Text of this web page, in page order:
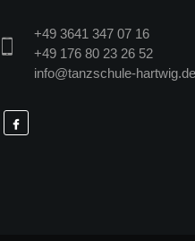
+49 3641 347 07 16
+49 176 80 23 26 52
info@tanzschule-hartwig.de